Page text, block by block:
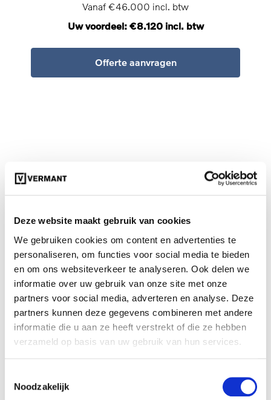
Deze website maakt gebruik van cookies
We gebruiken cookies om content en advertenties te
personaliseren, om functies voor social media te bieden
en om ons websiteverkeer te analyseren. Ook delen we
informatie over uw gebruik van onze site met onze
partners voor social media, adverteren en analyse. Deze
partners kunnen deze gegevens combineren met andere
informatie die u aan ze heeft verstrekt of die ze hebben
verzameld op basis van uw gebruik van hun services.
Noodzakelijk
Vanaf €46.000 incl. btw
Uw voordeel: €8.120 incl. btw
Offerte aanvragen
Meteen leverbare
Volvo EX40